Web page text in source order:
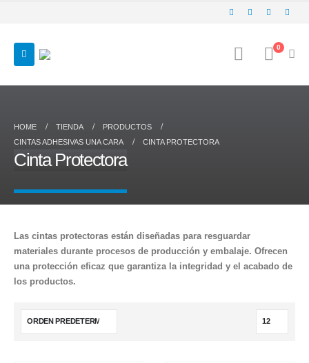
0
HOME TIENDA
PRODUCTOS
CINTAS ADHESIVAS UNA CARA
CINTA PROTECTORA
Cinta Protectora
Las cintas protectoras están diseñadas para resguardar
materiales durante procesos de producción y embalaje. Ofrecen
una protección eficaz que garantiza la integridad y el acabado de
los productos.